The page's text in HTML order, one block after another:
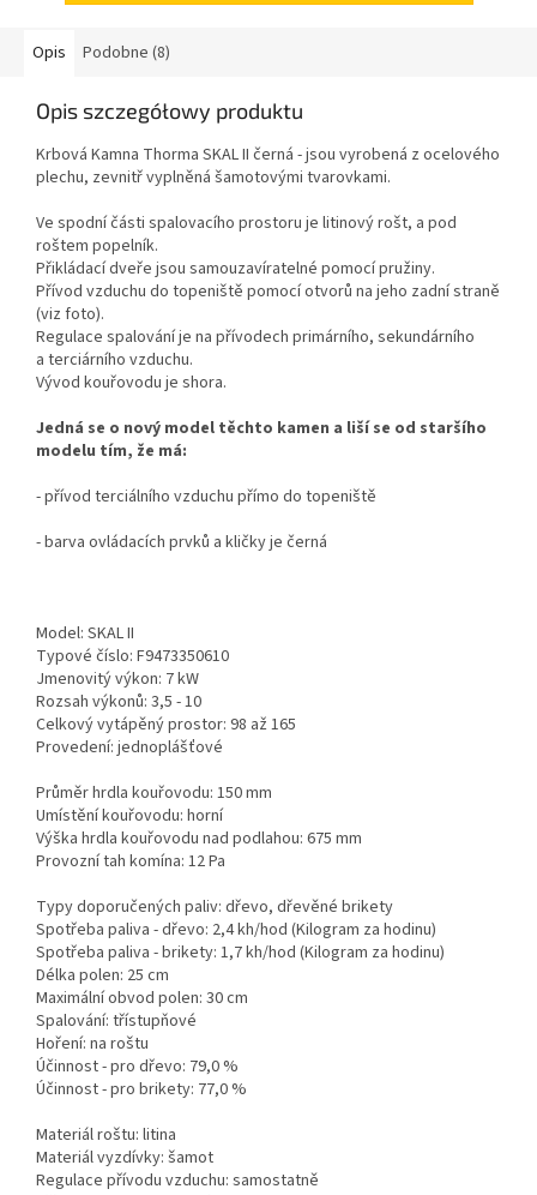
Opis Podobne (8)
Opis szczegółowy produktu
Krbová Kamna Thorma SKAL II černá - jsou vyrobená z ocelového
plechu, zevnitř vyplněná šamotovými tvarovkami.
Ve spodní části spalovacího prostoru je litinový rošt, a pod
roštem popelník.
Přikládací dveře jsou samouzavíratelné pomocí pružiny.
Přívod vzduchu do topeniště pomocí otvorů na jeho zadní straně
(viz foto).
Regulace spalování je na přívodech primárního, sekundárního
a terciárního vzduchu.
Vývod kouřovodu je shora.
Jedná se o nový model těchto kamen a liší se od staršího
modelu tím, že má:
- přívod terciálního vzduchu přímo do topeniště
- barva ovládacích prvků a kličky je černá
Model: SKAL II
Typové číslo: F9473350610
Jmenovitý výkon: 7 kW
Rozsah výkonů: 3,5 - 10
Celkový vytápěný prostor: 98 až 165
Provedení: jednoplášťové
Průměr hrdla kouřovodu: 150 mm
Umístění kouřovodu: horní
Výška hrdla kouřovodu nad podlahou: 675 mm
Provozní tah komína: 12 Pa
Typy doporučených paliv: dřevo, dřevěné brikety
Spotřeba paliva - dřevo: 2,4 kh/hod (Kilogram za hodinu)
Spotřeba paliva - brikety: 1,7 kh/hod (Kilogram za hodinu)
Délka polen: 25 cm
Maximální obvod polen: 30 cm
Spalování: třístupňové
Hoření: na roštu
Účinnost - pro dřevo: 79,0 %
Účinnost - pro brikety: 77,0 %
Materiál roštu: litina
Materiál vyzdívky: šamot
Regulace přívodu vzduchu: samostatně